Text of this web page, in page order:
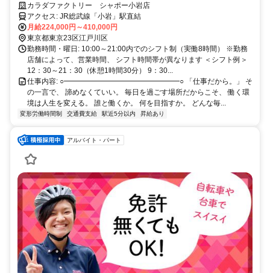
【平均年齢28歳／髪色自由】★未経験活躍中★
カラダファクトリー シャポー小岩店
アクセス: JR総武線「小岩」駅直結
月給224,000円～410,000円
東京都東京23区江戸川区
勤務時間・曜日: 10:00～21:00内でのシフト制（実働8時間） ※勤務
店舗によって、営業時間、 シフト時間帯が異なります ＜シフト例＞
12：30～21：30（休憩1時間30分） 9：30...
仕事内容: ○━━━━━━━━━━━━━━━━○ 「仕事だから。」 そ
の一言で、 諦めなくていい。 毎日を過ごす場所だからこそ、 働く環
境は人生を変える。 誰と働くか。 何を目指すか。 どんな毎...
変形労働時間制 交通費支給 駅近5分以内 昇給あり
アルバイト・パート